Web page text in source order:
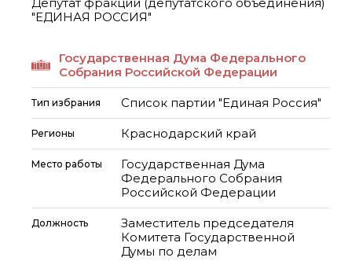
"ЕДИНАЯ РОССИЯ"
Государственная Дума Федерального
Собрания Российской Федерации
Тип избрания Список партии "Единая Россия"
Регионы Краснодарский край
Место работы
Государственная Дума
Федерального Собрания
Российской Федерации
Должность
Заместитель председателя
Комитета Государственной
Думы по делам